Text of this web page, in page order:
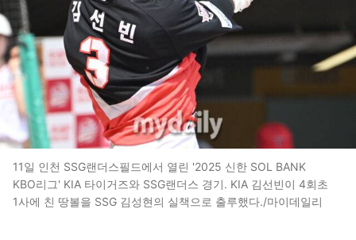
11일 인천 SSG랜더스필드에서 열린 '2025 신한 SOL BANK
KBO리그' KIA 타이거즈와 SSG랜더스 경기. KIA 김선빈이 4회초
1사에 친 땅볼을 SSG 김성현의 실책으로 출루했다./마이데일리